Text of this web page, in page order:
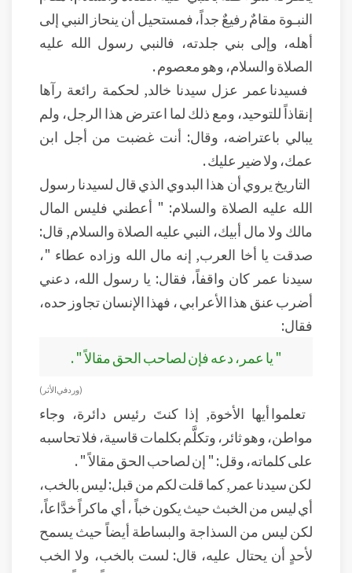
النبـوة مقامٌ رفيعٌ جداً، فمستحيل أن ينحاز النبي إلى
أهله، وإلى بني جلدته، فالنبي رسول الله عليه
الصلاة والسلام، وهو معصوم .
فسيدنا عمر عزل سيدنا خالد, لحكمة رائعة رآها
إنقاذاً للتوحيد، ومع ذلك لما اعترض هذا الرجل، ولم
يبالي باعتراضه، وقال: أنت غضبت من أجل ابن
عمك، ولا ضير عليك .
التاريخ يروي أن هذا البدوي الذي قال لسيدنا رسول
الله عليه الصلاة والسلام: " أعطني فليس المال
مالك ولا مال أبيك، النبي عليه الصلاة والسلام, قال:
صدقت يا أخا العرب, إنه مال الله وزاده عطاء "،
سيدنا عمر كان واقفاً، فقال: يا رسول الله، دعني
أضرب عنق هذا الأعرابي ، فهذا الإنسان تجاوز حده،
فقال:
" يا عمر، دعه فإن لصاحب الحق مقالاً " .
( ورد في الأثر)
تعلموا أيها الأخوة, إذا كنتَ رئيس دائرة، وجاء
مواطن، وهو ثائر، وتكلَّم بكلمات قاسية، فلا تحاسبه
على كلماته، وقل: " إن لصاحب الحق مقالاً " .
لكن سيدنا عمر, كما قلت لكم من قبل: ليس بالخب،
أي ليس من الخبث حيث يكون خباً ، أي ماكراً خدَّاعاً،
لكن ليس من السذاجة والبساطة أيضاً حيث يسمح
لأحدٍ أن يحتال عليه، قال: لست بالخب، ولا الخب